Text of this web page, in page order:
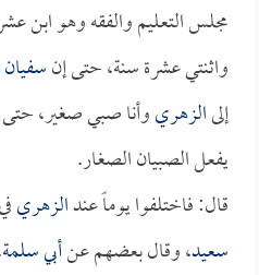
مجلس التعليم والفقه وهو
واثنتي عشرة سنة، حتى إن
إلىالزهريوأنا صبي صغير، حتى
يفعل الصبيان الصغار.
قال: فاختلفوا يوماً عندالزهري
سعيد، وقال بعضهم عنأبي سلمة